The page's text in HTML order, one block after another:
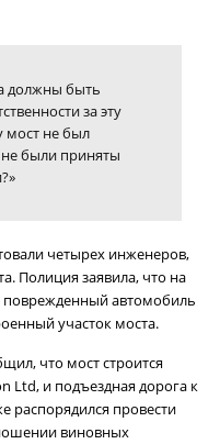
должны быть
за эту
мост не был
были приняты
четырех инженеров,
Полиция заявила, что на
автомобиль
участок моста.
что мост строится
Ltd, и подъездная дорога к
распорядился провести
виновных